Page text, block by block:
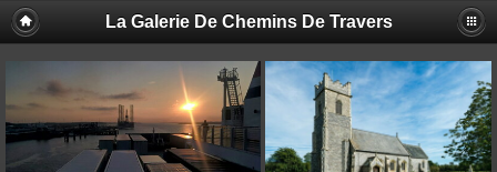
La Galerie De Chemins De Travers